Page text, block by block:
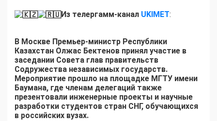
Из телергамм-канал UKIMET:
В Москве Премьер-министр Республики
Казахстан Олжас Бектенов принял участие в
заседании Совета глав правительств
Содружества независимых государств.
Мероприятие прошло на площадке МГТУ имени
Баумана, где членам делегаций также
презентовали инженерные проекты и научные
разработки студентов стран СНГ, обучающихся
в российских вузах.